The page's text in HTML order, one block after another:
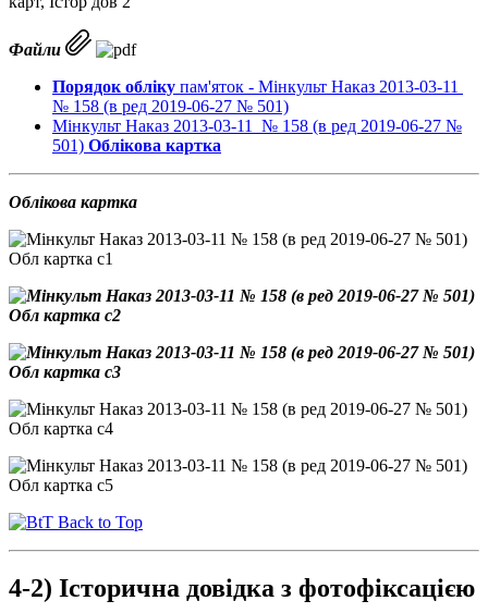
Файли
Порядок обліку пам'яток - Мінкульт Наказ 2013-03-11
№ 158 (в ред 2019-06-27 № 501)
Мінкульт Наказ 2013-03-11 № 158 (в ред 2019-06-27 №
501) Облікова картка
Облікова картка
Back to Top
4-2) Історична довідка з фотофіксацією